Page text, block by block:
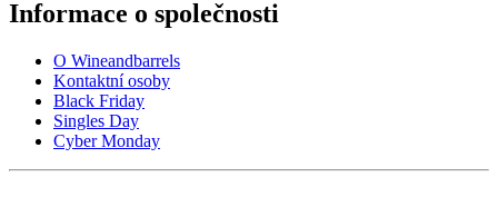
Informace o společnosti
O Wineandbarrels
Kontaktní osoby
Black Friday
Singles Day
Cyber Monday